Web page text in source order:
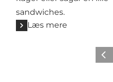
sandwiches.
Læs mere